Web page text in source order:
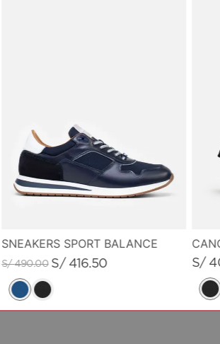
SNEAKERS SPORT BALANCE
S/ 490.00 S/ 416.50 S/